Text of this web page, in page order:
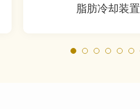
脂肪冷却装置